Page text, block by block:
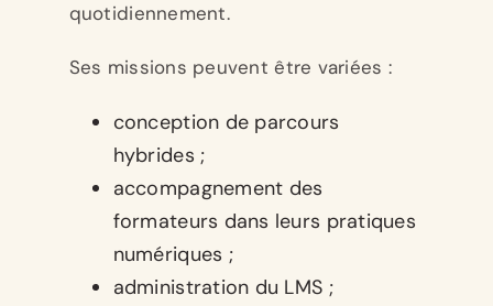
quotidiennement.
Ses missions peuvent être variées :
conception de parcours
hybrides ;
accompagnement des
formateurs dans leurs pratiques
numériques ;
administration du LMS ;